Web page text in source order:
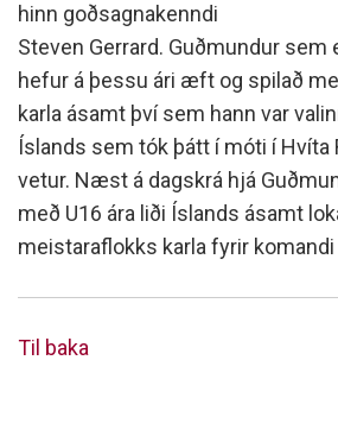
hinn goðsagnakenndi
Steven Gerrard. Guðmundur sem
hefur á þessu ári æft og spilað
karla ásamt því sem hann var
Íslands sem tók þátt í móti í Hvíta
vetur. Næst á dagskrá hjá
með U16 ára liði Íslands ásamt
meistaraflokks karla fyrir
Til baka